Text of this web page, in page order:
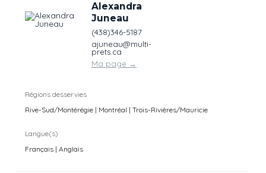
Alexandra
Juneau
(438)346-5187
ajuneau@multi-
prets.ca
Ma page →
Régions desservies
Rive-Sud/Montérégie | Montréal | Trois-Rivières/Mauricie
Langue(s)
Français | Anglais